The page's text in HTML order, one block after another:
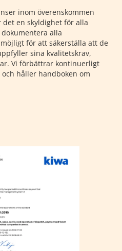
inom överenskommen
en skyldighet för alla
alla
för att säkerställa att de
sina kvalitetskrav,
Vi förbättrar kontinuerligt
håller handboken om